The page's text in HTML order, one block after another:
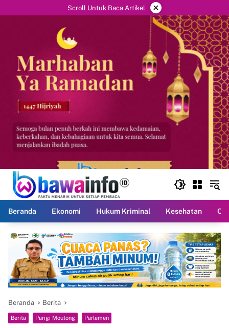
ke
Scroll Untuk Baca Artikel ×
Beranda Ekonomi Hukum Kriminal Kesehatan
Beranda Berita
Berita Parigi Moutong Parlemen